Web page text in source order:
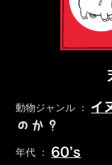
動物ジャンル ： イ
のか？
年代 ： 60’s